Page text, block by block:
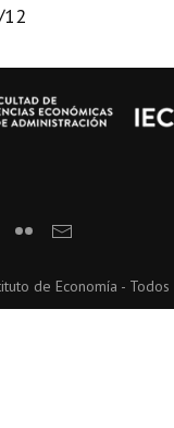
de Economía -